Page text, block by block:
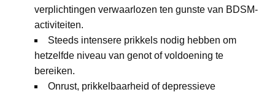
verplichtingen verwaarlozen ten gunste van BDSM-
activiteiten.
Steeds intensere prikkels nodig hebben om
hetzelfde niveau van genot of voldoening te
bereiken.
Onrust, prikkelbaarheid of depressieve